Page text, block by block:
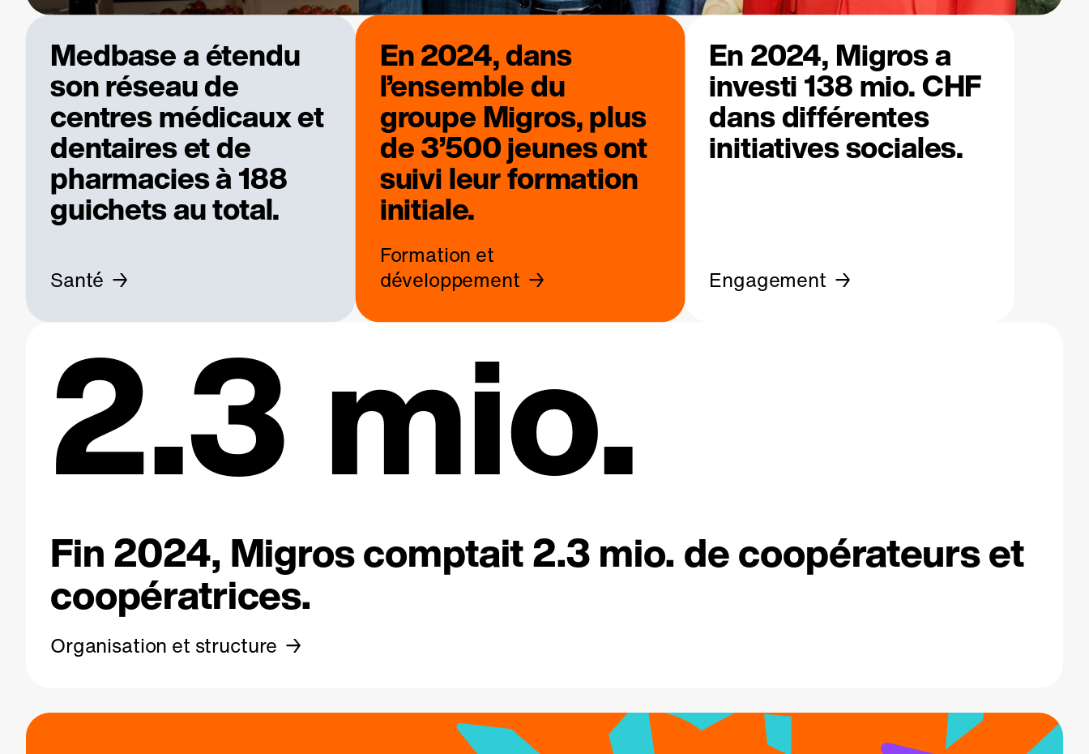
Medbase a étendu
son réseau de
centres médicaux et
dentaires et de
pharmacies à 188
guichets au total.
Santé
En 2024, dans
l’ensemble du
groupe Migros, plus
de 3’500 jeunes ont
suivi leur formation
initiale.
Formation et
développement
En 2024, Migros a
investi 138 mio. CHF
dans différentes
initiatives sociales.
Engagement
2.3 mio.
Fin 2024, Migros comptait 2.3 mio. de coopérateurs et
coopératrices.
Organisation et structure